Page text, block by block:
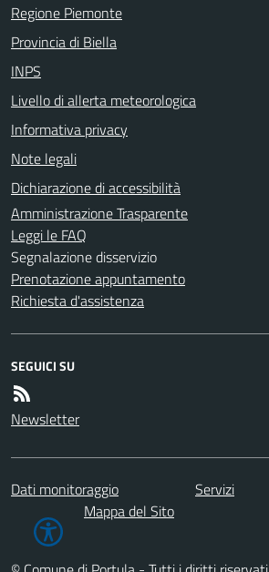
Regione Piemonte
Provincia di Biella
INPS
Livello di allerta meteorologica
Informativa privacy
Note legali
Dichiarazione di accessibilità
Amministrazione Trasparente
Leggi le FAQ
Segnalazione disservizio
Prenotazione appuntamento
Richiesta d'assistenza
SEGUICI SU
Newsletter
Dati monitoraggio Servizi
Mappa del Sito